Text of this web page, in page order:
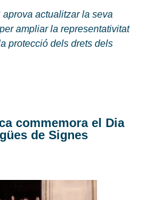
aprova actualitzar la seva
ampliar la representativitat
protecció dels drets dels
commemora el Dia
de Signes